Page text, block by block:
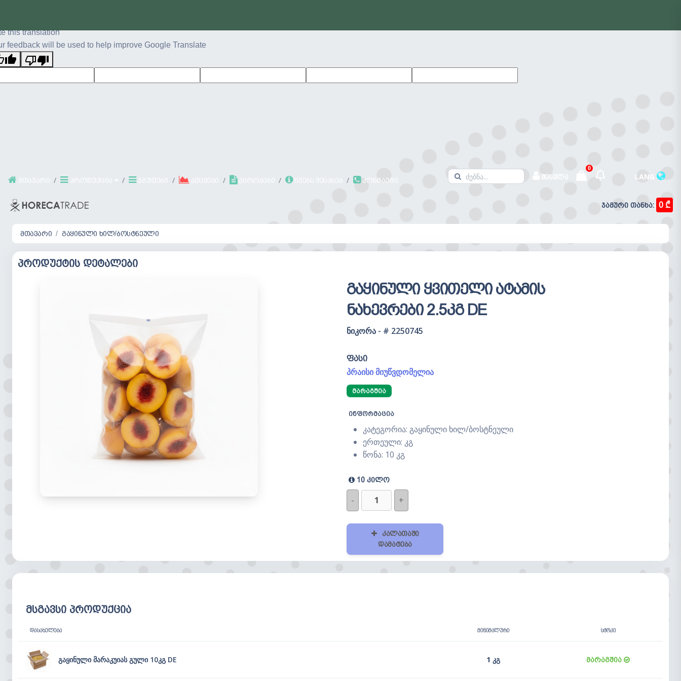
this translation
feedback will be used to help improve Google Translate
მთავარი პროდუქცია ჯგუფები პირობები ჩვებს შესახებ კონტაქტი შესვლა
0
LANG
ჯამური თანხა: 0 ₾
მთავარი გაყინული ხილ/ბოსტნეული
პროდუქტის დეტალები
გაყინული ყვითელი ატამის
ნახევრები 2.5კგ DE
ნიკორა - # 2250745
ფასი
პრაისი მიუწვდომელია
ᲛᲐᲠᲐᲒᲨᲘᲐ
ინფორმაცია
კატეგორია: გაყინული ხილ/ბოსტნეული
ერთეული: კგ
წონა: 10 კგ
10 კილო
- +
კალათაში
დამატება
მსგავსი პროდუქცია
ᲓᲐᲡᲐᲮᲔᲚᲔᲑᲐ ᲛᲘᲜᲘᲛᲐᲚᲣᲠᲘ ᲡᲢᲝᲙᲘ
გაყინული მარაკუიას გული 10კგ DE 1 კგ მარაგშია